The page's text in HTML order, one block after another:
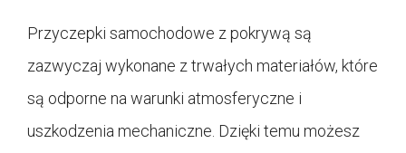
Przyczepki samochodowe z pokrywą są
zazwyczaj wykonane z trwałych materiałów, które
są odporne na warunki atmosferyczne i
uszkodzenia mechaniczne. Dzięki temu możesz